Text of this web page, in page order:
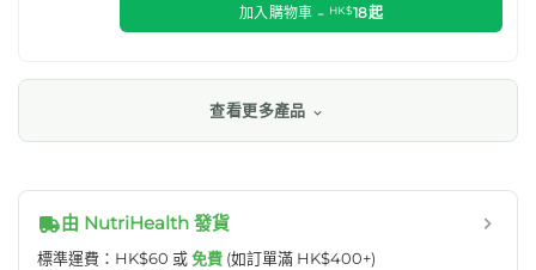
加入購物車 - HK$18起
查看更多產品
由 NutriHealth 發貨
標準運費：HK$60 或免費 (如訂單滿 HK$400+)